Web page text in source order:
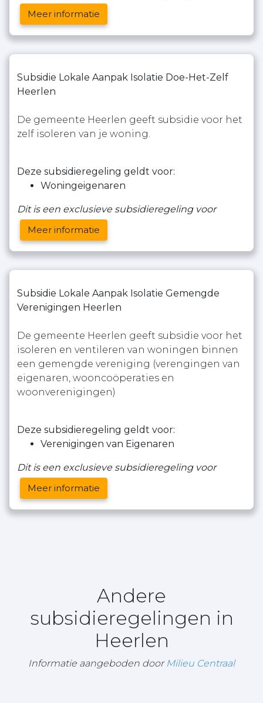
Meer informatie
Subsidie Lokale Aanpak Isolatie Doe-Het-Zelf
Heerlen
De gemeente Heerlen geeft subsidie voor het
zelf isoleren van je woning.
Deze subsidieregeling geldt voor:
Woningeigenaren
Dit is een exclusieve subsidieregeling voor
Meer informatie
Subsidie Lokale Aanpak Isolatie Gemengde
Verenigingen Heerlen
De gemeente Heerlen geeft subsidie voor het
isoleren en ventileren van woningen binnen
een gemengde vereniging (verengingen van
eigenaren, wooncoöperaties en
woonverenigingen)
Deze subsidieregeling geldt voor:
Verenigingen van Eigenaren
Dit is een exclusieve subsidieregeling voor
Meer informatie
Andere
subsidieregelingen in
Heerlen
Informatie aangeboden door Milieu Centraal